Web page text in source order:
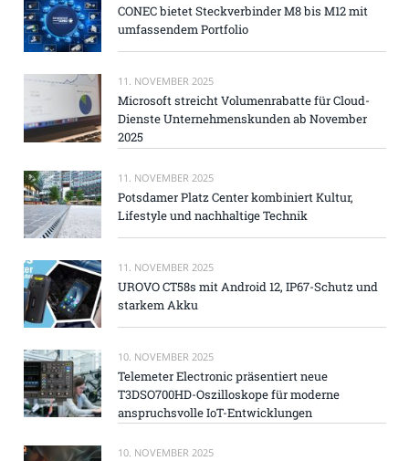
CONEC bietet Steckverbinder M8 bis M12 mit
umfassendem Portfolio
11. NOVEMBER 2025
Microsoft streicht Volumenrabatte für Cloud-
Dienste Unternehmenskunden ab November
2025
11. NOVEMBER 2025
Potsdamer Platz Center kombiniert Kultur,
Lifestyle und nachhaltige Technik
11. NOVEMBER 2025
UROVO CT58s mit Android 12, IP67-Schutz und
starkem Akku
10. NOVEMBER 2025
Telemeter Electronic präsentiert neue
T3DSO700HD-Oszilloskope für moderne
anspruchsvolle IoT-Entwicklungen
10. NOVEMBER 2025